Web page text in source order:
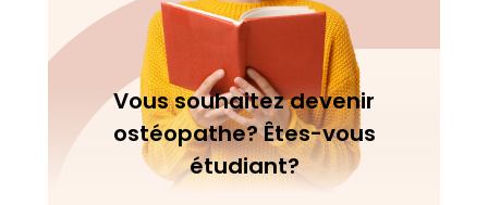
Vous souhaitez devenir
ostéopathe? Êtes-vous
étudiant?